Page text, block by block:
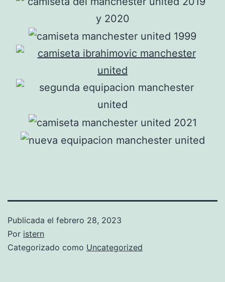
Publicada el febrero 28, 2023
Por istern
Categorizado como Uncategorized